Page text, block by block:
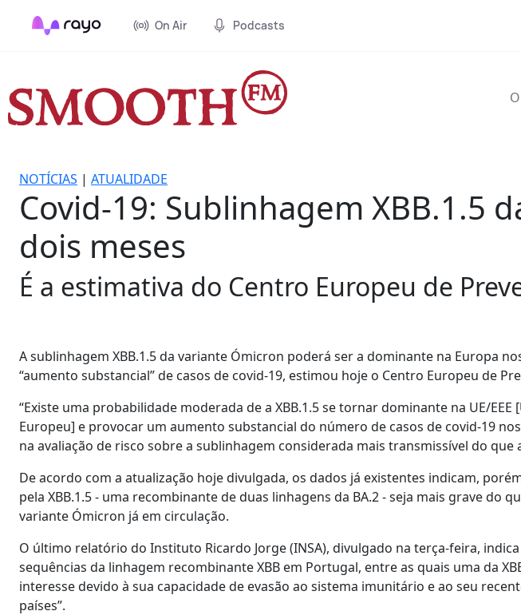
On Air Podcasts
NOTÍCIAS | ATUALIDADE
Covid-19: Sublinhagem XBB.1.5
dois meses
É a estimativa do Centro Europeu de
A sublinhagem XBB.1.5 da variante Ómicron poderá ser a dominante na Europa
“aumento substancial” de casos de covid-19, estimou hoje o Centro Europeu de
“Existe uma probabilidade moderada de a XBB.1.5 se tornar dominante na UE/EEE
Europeu] e provocar um aumento substancial do número de casos de covid-19
na avaliação de risco sobre a sublinhagem considerada mais transmissível do que
De acordo com a atualização hoje divulgada, os dados já existentes indicam,
pela XBB.1.5 - uma recombinante de duas linhagens da BA.2 - seja mais grave do
variante Ómicron já em circulação.
O último relatório do Instituto Ricardo Jorge (INSA), divulgado na terça-feira,
sequências da linhagem recombinante XBB em Portugal, entre as quais uma da
interesse devido à sua capacidade de evasão ao sistema imunitário e ao seu
países”.